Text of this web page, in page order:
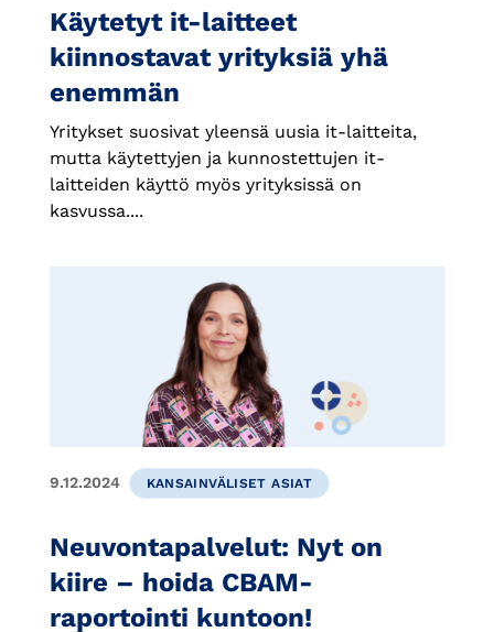
Käytetyt it-laitteet
kiinnostavat yrityksiä yhä
enemmän
Yritykset suosivat yleensä uusia it-laitteita,
mutta käytettyjen ja kunnostettujen it-
laitteiden käyttö myös yrityksissä on
kasvussa....
9.12.2024 KANSAINVÄLISET ASIAT
Neuvontapalvelut: Nyt on
kiire – hoida CBAM-
raportointi kuntoon!